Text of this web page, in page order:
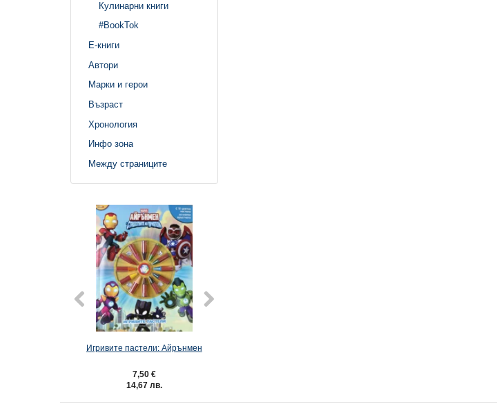
Кулинарни книги
#BookTok
Е-книги
Автори
Марки и герои
Възраст
Хронология
Инфо зона
Между страниците
Игривите пастели: Айрънмен
7,50 €
14,67 лв.